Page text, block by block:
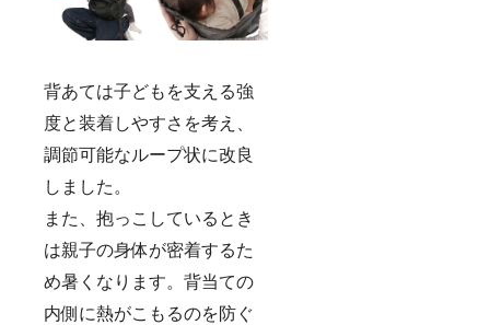
背あては子どもを支える強
度と装着しやすさを考え、
調節可能なループ状に改良
しました。
また、抱っこしているとき
は親子の身体が密着するた
め暑くなります。背当ての
内側に熱がこもるのを防ぐ